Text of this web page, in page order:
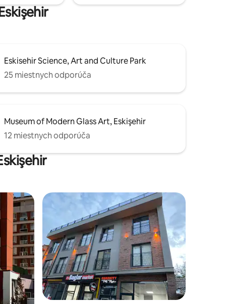
Eskisehir Science, Art and Culture Park
25 miestnych odporúča
Museum of Modern Glass Art, Eskişehir
12 miestnych odporúča
141